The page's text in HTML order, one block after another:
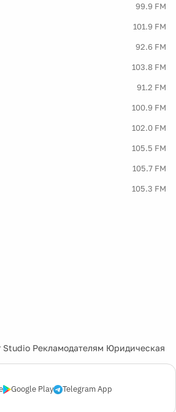
99.9 FM
101.9 FM
92.6 FM
103.8 FM
91.2 FM
100.9 FM
102.0 FM
105.5 FM
105.7 FM
105.3 FM
Studio Рекламодателям Юридическая
Google Play Telegram App